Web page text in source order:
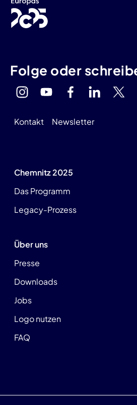
Folge oder
Kontakt Newsletter
Chemnitz 2025
Das Programm
Legacy-Prozess
Über uns
Presse
Downloads
Jobs
Logo nutzen
FAQ